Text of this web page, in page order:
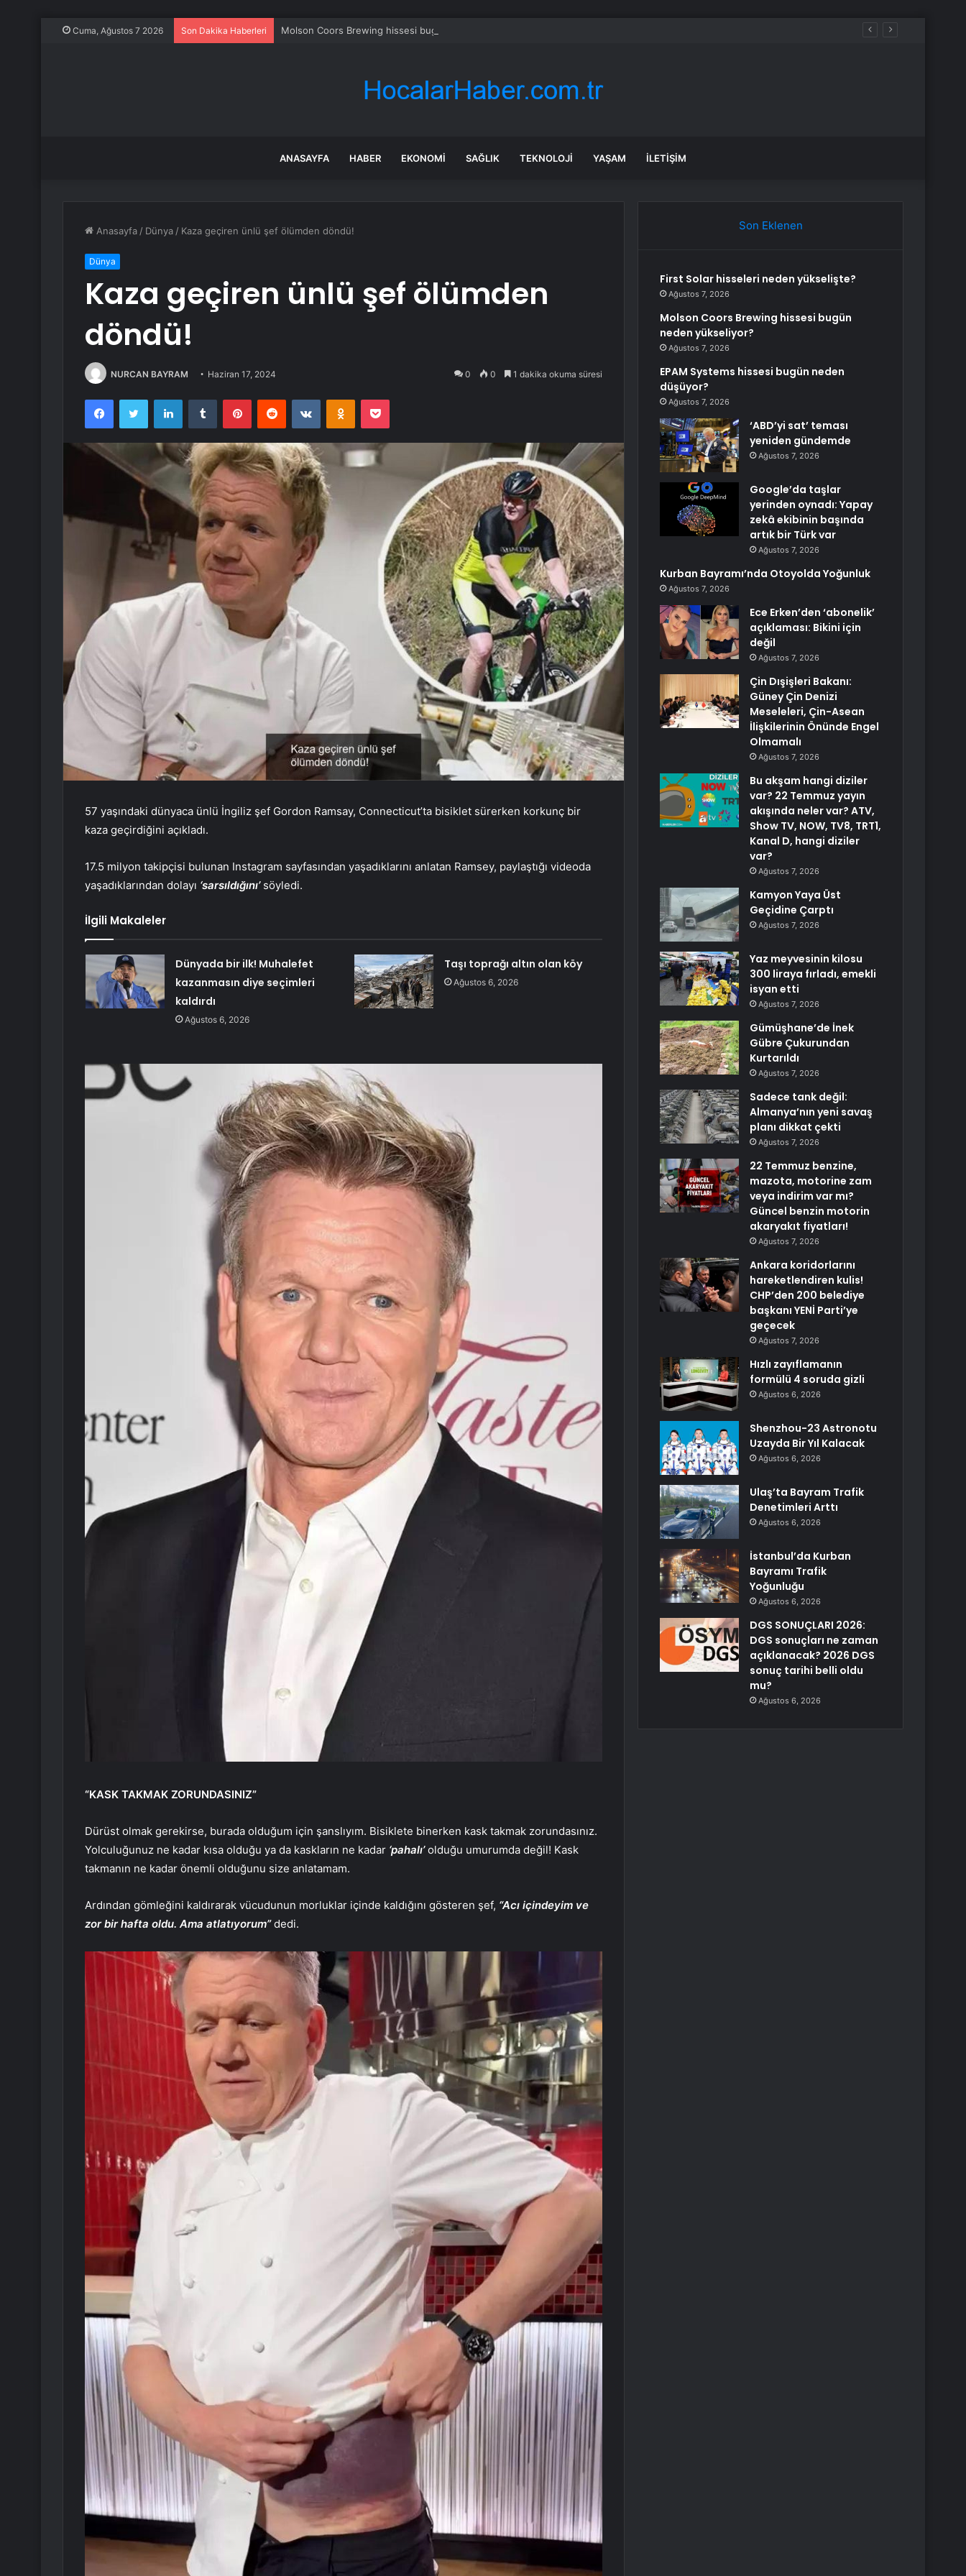
Cuma, Ağustos 7 2026 Son Dakika Haberleri Molson Coors Brewing hissesi bugün neden yükseliyor?
ANASAYFA HABER EKONOMI SAĞLIK TEKNOLOJI YAŞAM İLETIŞIM
Anasayfa / Dünya / Kaza geçiren ünlü şef ölümden döndü!
Dünya
Kaza geçiren ünlü şef ölümden
döndü!
NURCAN BAYRAM Haziran 17, 2024 0 0 1 dakika okuma süresi
FacebookTwitter LinkedInTumblr PinterestReddit VKontakteOdnoklassniki
Pocket
57 yaşındaki dünyaca ünlü İngiliz şef Gordon Ramsay, Connecticut’ta bisiklet sürerken korkunç bir
kaza geçirdiğini açıkladı.
17.5 milyon takipçisi bulunan Instagram sayfasından yaşadıklarını anlatan Ramsey, paylaştığı videoda
yaşadıklarından dolayı ‘sarsıldığını’söyledi.
İlgili Makaleler
Dünyada bir ilk! Muhalefet
kazanmasın diye seçimleri
kaldırdı
Ağustos 6, 2026
Taşı toprağı altın olan köy
Ağustos 6, 2026
“KASK TAKMAK ZORUNDASINIZ”
Dürüst olmak gerekirse, burada olduğum için şanslıyım. Bisiklete binerken kask takmak zorundasınız.
Yolculuğunuz ne kadar kısa olduğu ya da kaskların ne kadar ‘pahalı’olduğu umurumda değil! Kask
takmanın ne kadar önemli olduğunu size anlatamam.
Ardından gömleğini kaldırarak vücudunun morluklar içinde kaldığını gösteren şef, “Acı içindeyim ve
zor bir hafta oldu. Ama atlatıyorum”dedi.
Son Eklenen
First Solar hisseleri neden yükselişte?
Ağustos 7, 2026
Molson Coors Brewing hissesi bugün
neden yükseliyor?
Ağustos 7, 2026
EPAM Systems hissesi bugün neden
düşüyor?
Ağustos 7, 2026
‘ABD’yi sat’ teması
yeniden gündemde
Ağustos 7, 2026
Google’da taşlar
yerinden oynadı: Yapay
zekâ ekibinin başında
artık bir Türk var
Ağustos 7, 2026
Kurban Bayramı’nda Otoyolda Yoğunluk
Ağustos 7, 2026
Ece Erken’den ‘abonelik’
açıklaması: Bikini için
değil
Ağustos 7, 2026
Çin Dışişleri Bakanı:
Güney Çin Denizi
Meseleleri, Çin-Asean
İlişkilerinin Önünde Engel
Olmamalı
Ağustos 7, 2026
Bu akşam hangi diziler
var? 22 Temmuz yayın
akışında neler var? ATV,
Show TV, NOW, TV8, TRT1,
Kanal D, hangi diziler
var?
Ağustos 7, 2026
Kamyon Yaya Üst
Geçidine Çarptı
Ağustos 7, 2026
Yaz meyvesinin kilosu
300 liraya fırladı, emekli
isyan etti
Ağustos 7, 2026
Gümüşhane’de İnek
Gübre Çukurundan
Kurtarıldı
Ağustos 7, 2026
Sadece tank değil:
Almanya’nın yeni savaş
planı dikkat çekti
Ağustos 7, 2026
22 Temmuz benzine,
mazota, motorine zam
veya indirim var mı?
Güncel benzin motorin
akaryakıt fiyatları!
Ağustos 7, 2026
Ankara koridorlarını
hareketlendiren kulis!
CHP’den 200 belediye
başkanı YENİ Parti’ye
geçecek
Ağustos 7, 2026
Hızlı zayıflamanın
formülü 4 soruda gizli
Ağustos 6, 2026
Shenzhou-23 Astronotu
Uzayda Bir Yıl Kalacak
Ağustos 6, 2026
Ulaş’ta Bayram Trafik
Denetimleri Arttı
Ağustos 6, 2026
İstanbul’da Kurban
Bayramı Trafik
Yoğunluğu
Ağustos 6, 2026
DGS SONUÇLARI 2026:
DGS sonuçları ne zaman
açıklanacak? 2026 DGS
sonuç tarihi belli oldu
mu?
Ağustos 6, 2026